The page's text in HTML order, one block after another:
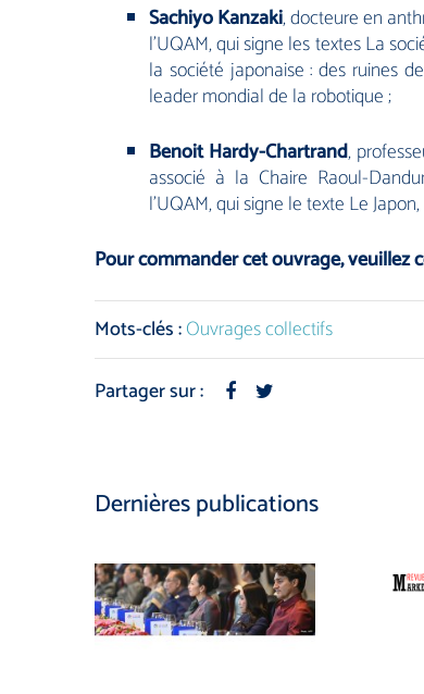
Sachiyo Kanzaki, docteure en
l’UQAM, qui signe les textesLa
la société japonaise : des ruines
leader mondial de la robotique;
Benoit Hardy-Chartrand,
associé à la Chaire Raoul-
l’UQAM, qui signe le texte Le
Pour commander cet ouvrage, veuillez
Mots-clés :Ouvrages collectifs
Partager sur :
Dernières publications